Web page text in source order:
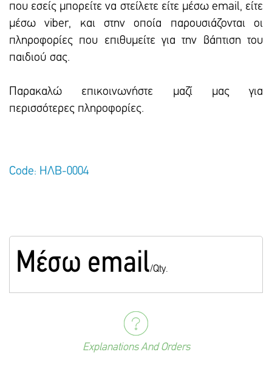
που εσείς μπορείτε να στείλετε είτε μέσω email, είτε
μέσω viber, και στην οποία παρουσιάζονται οι
πληροφορίες που επιθυμείτε για την βάπτιση του
παιδιού σας.
Παρακαλώ επικοινωνήστε μαζί μας για
περισσότερες πληροφορίες.
Code: ΗΛΒ-0004
Mέσω email/Qty.
Explanations And Orders